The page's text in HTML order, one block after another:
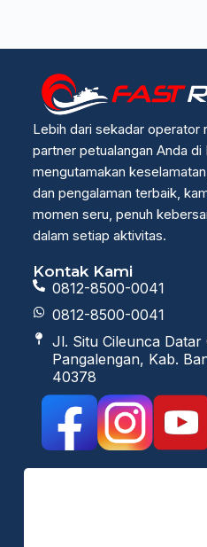
Lebih dari sekadar operator
partner petualangan Anda di
mengutamakan
dan pengalaman terbaik,
momen seru, penuh
dalam setiap aktivitas.
Kontak Kami
0812-8500-0041
0812-8500-0041
Jl. Situ Cileunca
Pangalengan, Kab.
40378